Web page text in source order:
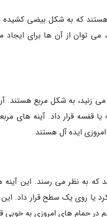
که به شکل بیضی کشیده
توان از آن ها برای
زنید، به شکل مربع
یا قفسه قرار داد. آینه های
ایده آل هستند.
به نظر می رسند. این آینه
یا روی یک سطح قرار داد.
حمام های امروزی به خوبی